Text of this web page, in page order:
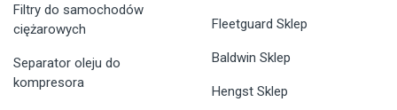
Filtry do samochodów
ciężarowych
Separator oleju do
kompresora
Fleetguard Sklep
Baldwin Sklep
Hengst Sklep